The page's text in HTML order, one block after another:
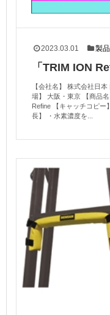
2023.03.01 製
「TRIM ION
【会社名】 株式会社日
場】 大阪・東京 【商品
Refine 【キャッチコピ
長】 ・水素濃度を...